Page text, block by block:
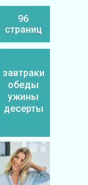
96
страниц
завтраки
обеды
ужины
десерты